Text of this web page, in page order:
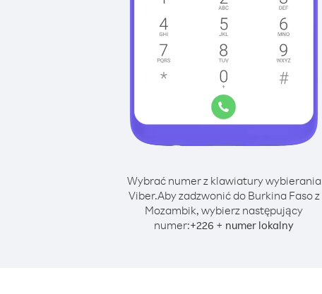
Wybrać numer z klawiatury wybierania
Viber.Aby zadzwonić do Burkina Faso z
Mozambik, wybierz następujący
numer:+226 + numer lokalny